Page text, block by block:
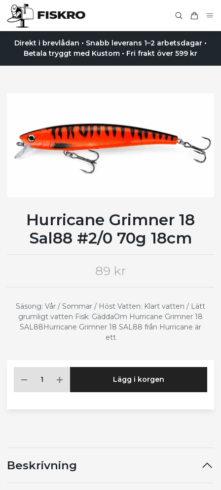
Direkt i brevlådan • Snabb leverans 1–2 arbetsdagar •
Betala tryggt med Kustom • Fri frakt över 599 kr
Hurricane Grimner 18
Sal88 #2/0 70g 18cm
89 kr
Säsong: Vår / Sommar / Höst Vatten: Klart vatten / Lätt
grumligt vatten Fisk: GäddaOm Hurricane Grimner 18
SAL88Hurricane Grimner 18 SAL88 från Hurricane är
ett
Lägg i korgen
Beskrivning